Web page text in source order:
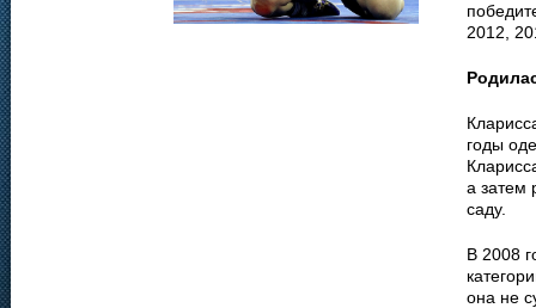
2012,
годы
а затем
саду.
В 2008
она не